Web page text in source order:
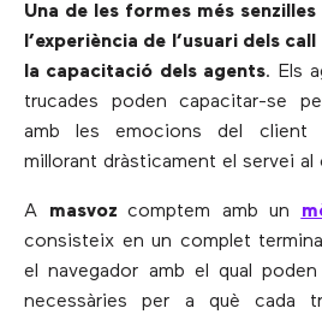
Una de les formes més
l’experiència de l’usuari dels
la capacitació dels agents. Els
trucades poden capacitar-se
amb les emocions del client
millorant dràsticament el servei al
A masvoz comptem amb un
consisteix en un complet
el navegador amb el qual
necessàries per a què cada